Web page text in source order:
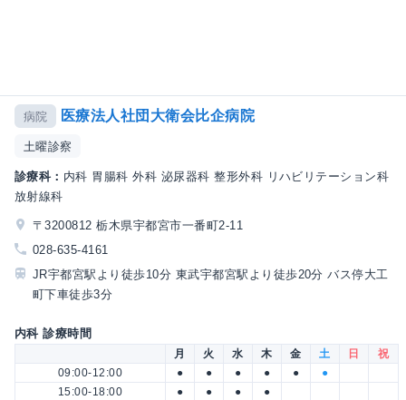
病院 医療法人社団大衛会比企病院
土曜診察
診療科： 内科 胃腸科 外科 泌尿器科 整形外科 リハビリテーション科
放射線科
〒3200812 栃木県宇都宮市一番町2-11
028-635-4161
JR宇都宮駅より徒歩10分 東武宇都宮駅より徒歩20分 バス停大工
町下車徒歩3分
内科 診療時間
月 火 水 木 金 土 日
祝
09:00-12:00
● ● ● ● ●
●
15:00-18:00
● ● ● ●